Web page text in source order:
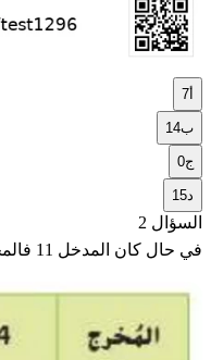
7
ب14
ج0
15
السؤال 2
في حال كان المدخل 11 فالمخرج يساوي: